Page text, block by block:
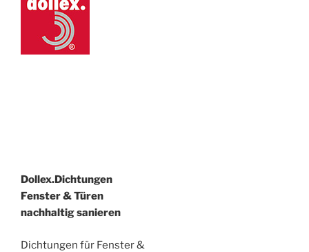
Dollex.Dichtungen
Fenster & Türen
nachhaltig sanieren
Dichtungen für Fenster &